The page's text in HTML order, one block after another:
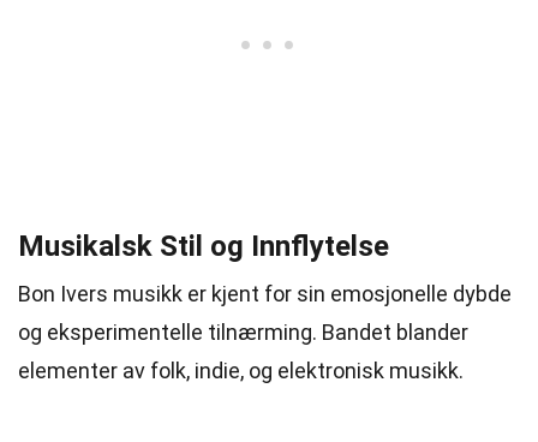
Musikalsk Stil og Innflytelse
Bon Ivers musikk er kjent for sin emosjonelle dybde
og eksperimentelle tilnærming. Bandet blander
elementer av folk, indie, og elektronisk musikk.